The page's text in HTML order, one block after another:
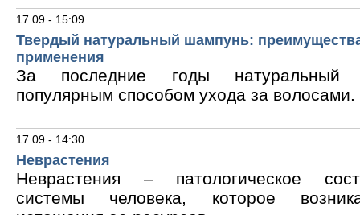
17.09 - 15:09
Твердый натуральный шампунь:
применения
За последние годы натуральный
популярным способом ухода за волосами.
17.09 - 14:30
Неврастения
Неврастения – патологическое
системы человека, которое